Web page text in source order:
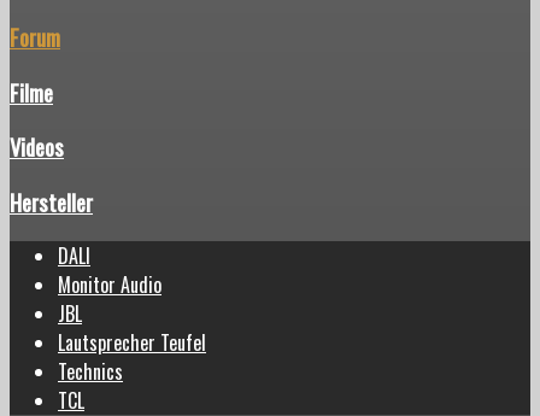
Forum
Filme
Videos
Hersteller
DALI
Monitor Audio
JBL
Lautsprecher Teufel
Technics
TCL